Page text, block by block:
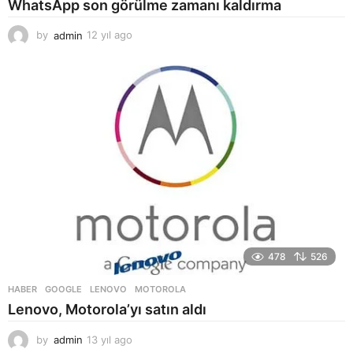
WhatsApp son görülme zamanı kaldırma
by admin 12 yıl ago
ı
l
478 526
HABER GOOGLE ,LENOVO ,MOTOROLA
Lenovo, Motorola’yı satın aldı
by admin 13 yıl ago